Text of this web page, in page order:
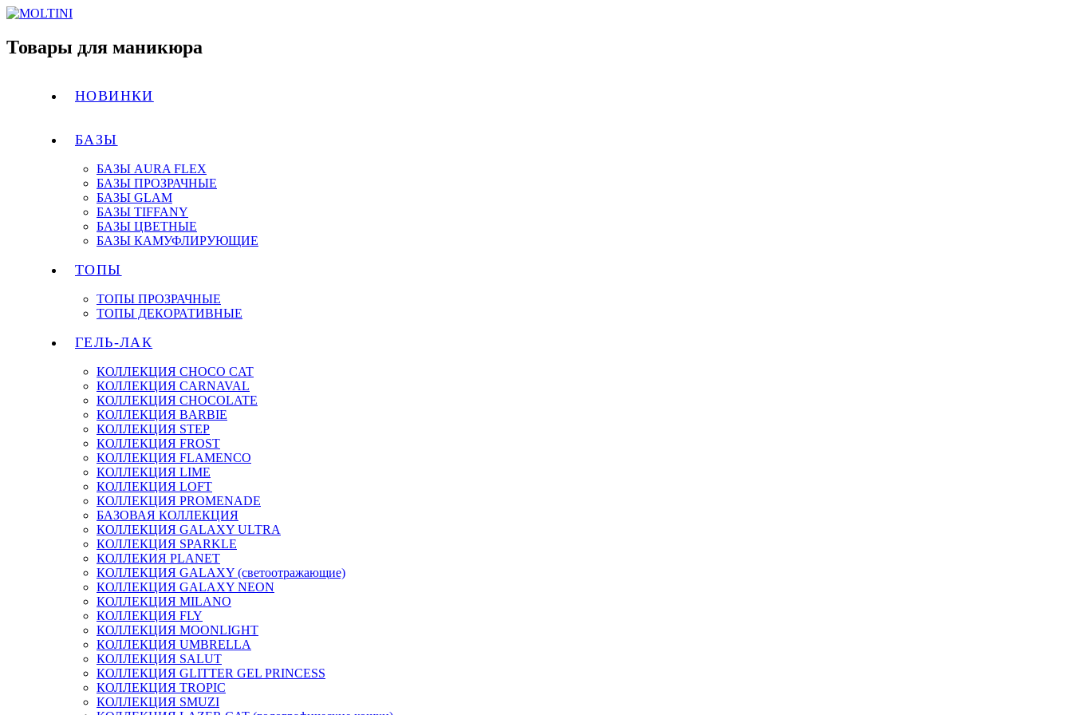
Товары для маникюра
НОВИНКИ
БАЗЫ
БАЗЫ AURA FLEX
БАЗЫ ПРОЗРАЧНЫЕ
БАЗЫ GLAM
БАЗЫ TIFFANY
БАЗЫ ЦВЕТНЫЕ
БАЗЫ КАМУФЛИРУЮЩИЕ
ТОПЫ
ТОПЫ ПРОЗРАЧНЫЕ
ТОПЫ ДЕКОРАТИВНЫЕ
ГЕЛЬ-ЛАК
КОЛЛЕКЦИЯ CHOCO CAT
КОЛЛЕКЦИЯ CARNAVAL
КОЛЛЕКЦИЯ CHOCOLATE
КОЛЛЕКЦИЯ BARBIE
КОЛЛЕКЦИЯ STEP
КОЛЛЕКЦИЯ FROST
КОЛЛЕКЦИЯ FLAMENCO
КОЛЛЕКЦИЯ LIME
КОЛЛЕКЦИЯ LOFT
КОЛЛЕКЦИЯ PROMENADE
БАЗОВАЯ КОЛЛЕКЦИЯ
КОЛЛЕКЦИЯ GALAXY ULTRA
КОЛЛЕКЦИЯ SPARKLE
КОЛЛЕКИЯ PLANET
КОЛЛЕКЦИЯ GALAXY (светоотражающие)
КОЛЛЕКЦИЯ GALAXY NEON
КОЛЛЕКЦИЯ MILANO
КОЛЛЕКЦИЯ FLY
КОЛЛЕКЦИЯ MOONLIGHT
КОЛЛЕКЦИЯ UMBRELLA
КОЛЛЕКЦИЯ SALUT
КОЛЛЕКЦИЯ GLITTER GEL PRINCESS
КОЛЛЕКЦИЯ TROPIC
КОЛЛЕКЦИЯ SMUZI